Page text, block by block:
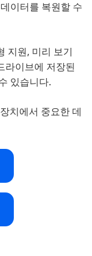
이터를 복원할 수
지원, 미리 보기
라이브에 저장된
있습니다.
치에서 중요한 데